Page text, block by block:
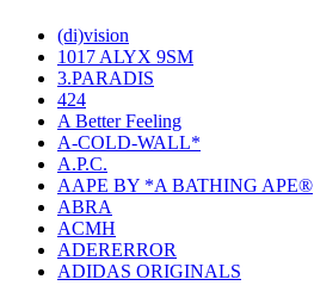
(di)vision
1017 ALYX 9SM
3.PARADIS
424
A Better Feeling
A-COLD-WALL*
A.P.C.
AAPE BY *A BATHING APE®
ABRA
ACMH
ADERERROR
ADIDAS ORIGINALS